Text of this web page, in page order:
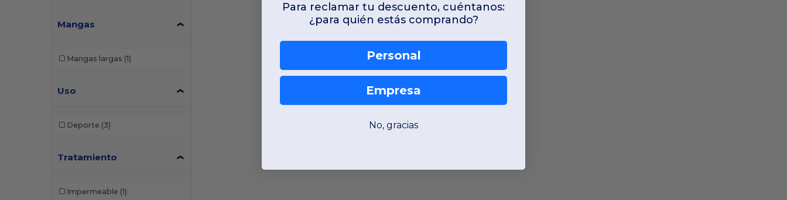
Mangas
Mangas largas (1)
Uso
Deporte (3)
Tratamiento
Impermeable (1)
Para reclamar tu descuento, cuéntanos:
¿para quién estás comprando?
Personal
Empresa
No, gracias